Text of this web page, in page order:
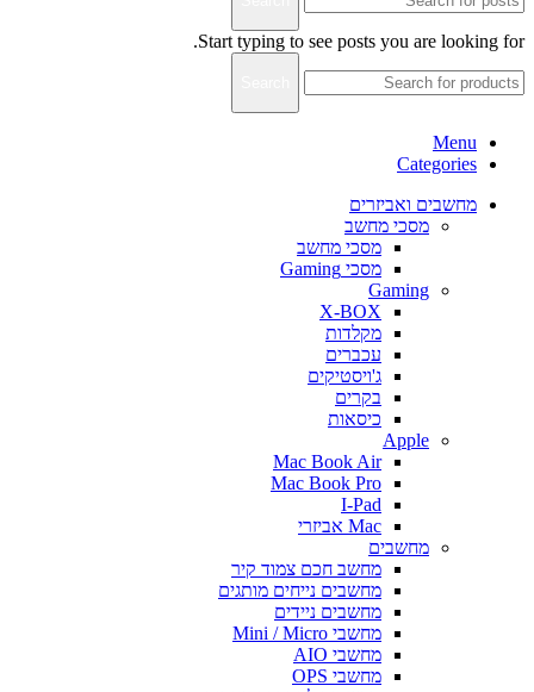
Start typing to see posts you are looking for.
Menu
Categories
מחשבים ואביזרים
מסכי מחשב
מסכי מחשב
מסכי Gaming
Gaming
X-BOX
מקלדות
עכברים
ג'ויסטיקים
בקרים
כיסאות
Apple
Mac Book Air
Mac Book Pro
I-Pad
Mac אביזרי
מחשבים
מחשב חכם צמוד קיר
מחשבים נייחים מותגים
מחשבים ניידים
מחשבי Mini / Micro
מחשבי AIO
מחשבי OPS